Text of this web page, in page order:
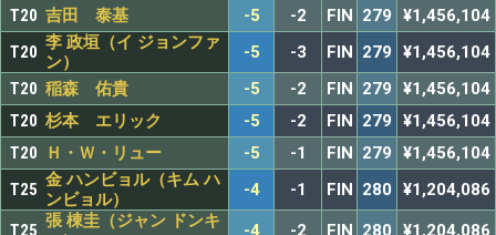
T20 吉田 泰基 -5 -2 FIN 279
¥1,456,104
T20 李 政垣（イ ジョンファ
ン）
-5 -3 FIN 279
¥1,456,104
T20 稲森 佑貴 -5 -2 FIN 279
¥1,456,104
T20 杉本 エリック -5 -2 FIN 279
¥1,456,104
T20
Ｈ・Ｗ・リュー -5 -1 FIN 279
¥1,456,104
T25 金 ハンビョル（キム ハ
ンビョル）
-4 -1 FIN 280 ¥1,204,086
T25 張 棟圭（ジャン ドンキ
-4 -2 FIN 280 ¥1,204,086